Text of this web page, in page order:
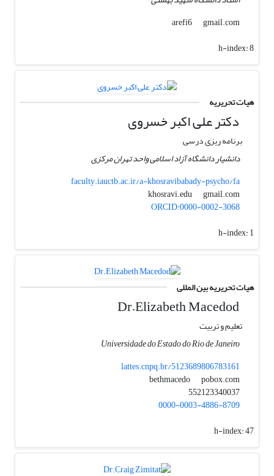
arefi6
gmail.com
h-index:8
هیات تحریریه
دکتر علی اکبر خسروی
برنامه ریزی درسی
دانشیار دانشگاه آزاد اسلامی واحد تهران مرکزی
faculty.iauctb.ac.ir/a-khosravibabady-psycho/fa
khosravi.edu
gmail.com
ORCID:0000-0002-3068
h-index:1
هیات تحریریه بین المللی
Dr.Elizabeth Macedod
تعلیم و تربیت
Universidade do Estado do Rio de Janeiro
lattes.cnpq.br/5123689806783161
bethmacedo
pobox.com
552123340037
0000-0003-4886-8709
h-index:47